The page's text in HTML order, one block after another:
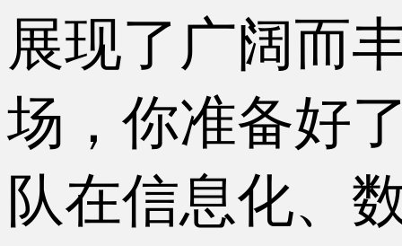
展现了广阔而
场，你准备好
队在信息化、